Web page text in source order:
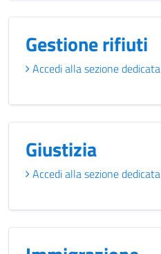
Gestione rifiuti
Accedi alla sezione dedicata
Giustizia
Accedi alla sezione dedicata